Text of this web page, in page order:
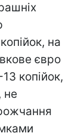
на
євро
копійок,
не